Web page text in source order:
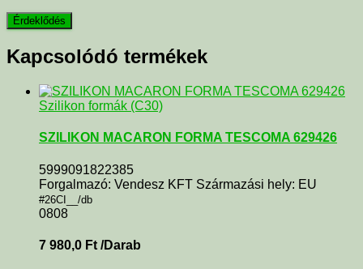
Kapcsolódó termékek
Szilikon formák (C30)
SZILIKON MACARON FORMA TESCOMA 629426
5999091822385
Forgalmazó: Vendesz KFT Származási hely: EU
#26CI__/db
0808
7 980,0 Ft /Darab